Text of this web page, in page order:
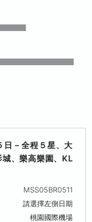
日－全程５星、大
、樂高樂園、KL
MSS05BR0511
請選擇左側日期
桃園國際機場